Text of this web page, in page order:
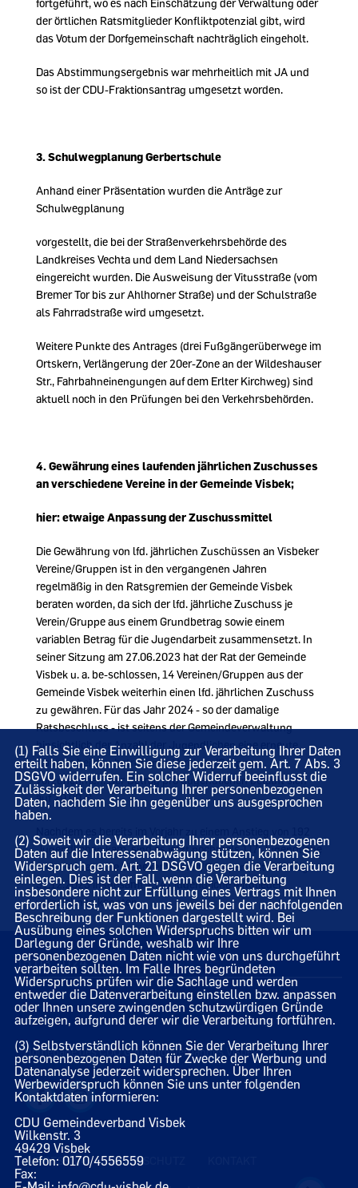
fortgeführt, wo es nach Einschätzung der Verwaltung oder
der örtlichen Ratsmitglieder Konfliktpotenzial gibt, wird
das Votum der Dorfgemeinschaft nachträglich eingeholt.
Das Abstimmungsergebnis war mehrheitlich mit JA und
so ist der CDU-Fraktionsantrag umgesetzt worden.
3.Schulwegplanung Gerbertschule
Anhand einer Präsentation wurden die Anträge zur
Schulwegplanung
vorgestellt, die bei der Straßenverkehrsbehörde des
Landkreises Vechta und dem Land Niedersachsen
eingereicht wurden. Die Ausweisung der Vitusstraße (vom
Bremer Tor bis zur Ahlhorner Straße) und der Schulstraße
als Fahrradstraße wird umgesetzt.
Weitere Punkte des Antrages (drei Fußgängerüberwege im
Ortskern, Verlängerung der 20er-Zone an der Wildeshauser
Str., Fahrbahneinengungen auf dem Erlter Kirchweg) sind
aktuell noch in den Prüfungen bei den Verkehrsbehörden.
4.Gewährung eines laufenden jährlichen Zuschusses
an verschiedene Vereine in der Gemeinde Visbek;
hier: etwaige Anpassung der Zuschussmittel
Die Gewährung von lfd. jährlichen Zuschüssen an Visbeker
Vereine/Gruppen ist in den vergangenen Jahren
regelmäßig in den Ratsgremien der Gemeinde Visbek
beraten worden, da sich der lfd. jährliche Zuschuss je
Verein/Gruppe aus einem Grundbetrag sowie einem
variablen Betrag für die Jugendarbeit zusammensetzt. In
seiner Sitzung am 27.06.2023 hat der Rat der Gemeinde
Visbek u. a. be-schlossen, 14 Vereinen/Gruppen aus der
Gemeinde Visbek weiterhin einen lfd. jährlichen Zuschuss
zu gewähren. Für das Jahr 2024 - so der damalige
Ratsbeschluss - ist seitens der Gemeindeverwaltung
hinsichtlich der Anzahl der Jugendlichen eine erneute
Abfrage bei den betroffenen Vereinen/Gruppen
vorzunehmen. Der Betrag pro Jugendlichen beläuft sich
auf 20,00 €.
Jugendlichen kam, sind es jetzt nochmals 117 Jugendliche
mehr, so dass die Visbeker Vereine/Gruppen mit Stichtag
31.12.2023 insgesamt 1.741 jugendliche Mitglieder
verzeichnen konnten.
15.03.2024
Homepage des CDU Gemeindeverbandes Visbek
IMPRESSUM DATENSCHUTZ
(1) Falls Sie eine Einwilligung zur Verarbeitung Ihrer Daten
erteilt haben, können Sie diese jederzeit gem. Art. 7 Abs. 3
DSGVO widerrufen. Ein solcher Widerruf beeinflusst die
Zulässigkeit der Verarbeitung Ihrer personenbezogenen
Daten, nachdem Sie ihn gegenüber uns ausgesprochen
haben.
(2) Soweit wir die Verarbeitung Ihrer personenbezogenen
Daten auf die Interessenabwägung stützen, können Sie
Widerspruch gem. Art. 21 DSGVO gegen die Verarbeitung
einlegen. Dies ist der Fall, wenn die Verarbeitung
insbesondere nicht zur Erfüllung eines Vertrags mit Ihnen
erforderlich ist, was von uns jeweils bei der nachfolgenden
Beschreibung der Funktionen dargestellt wird. Bei
Ausübung eines solchen Widerspruchs bitten wir um
Darlegung der Gründe, weshalb wir Ihre
personenbezogenen Daten nicht wie von uns durchgeführt
verarbeiten sollten. Im Falle Ihres begründeten
Widerspruchs prüfen wir die Sachlage und werden
entweder die Datenverarbeitung einstellen bzw. anpassen
oder Ihnen unsere zwingenden schutzwürdigen Gründe
aufzeigen, aufgrund derer wir die Verarbeitung fortführen.
(3) Selbstverständlich können Sie der Verarbeitung Ihrer
personenbezogenen Daten für Zwecke der Werbung und
Datenanalyse jederzeit widersprechen. Über Ihren
Werbewiderspruch können Sie uns unter folgenden
Kontaktdaten informieren:
CDU Gemeindeverband Visbek
Wilkenstr. 3
49429 Visbek
Telefon: 0170/4556559
Fax: